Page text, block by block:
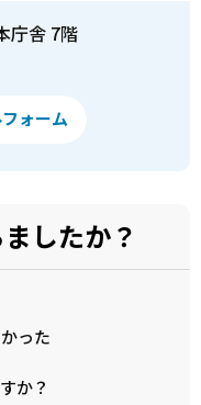
庁舎 7階
ォーム
したか？
った
か？